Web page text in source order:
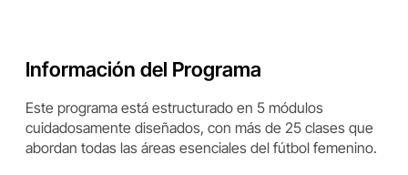
Información del Programa
Este programa está estructurado en 5 módulos
cuidadosamente diseñados, con más de 25 clases que
abordan todas las áreas esenciales del fútbol femenino.